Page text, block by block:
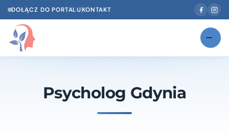
DOŁĄCZ DO PORTALUKONTAKT
NOWOŚĆPsycholog Gdynia